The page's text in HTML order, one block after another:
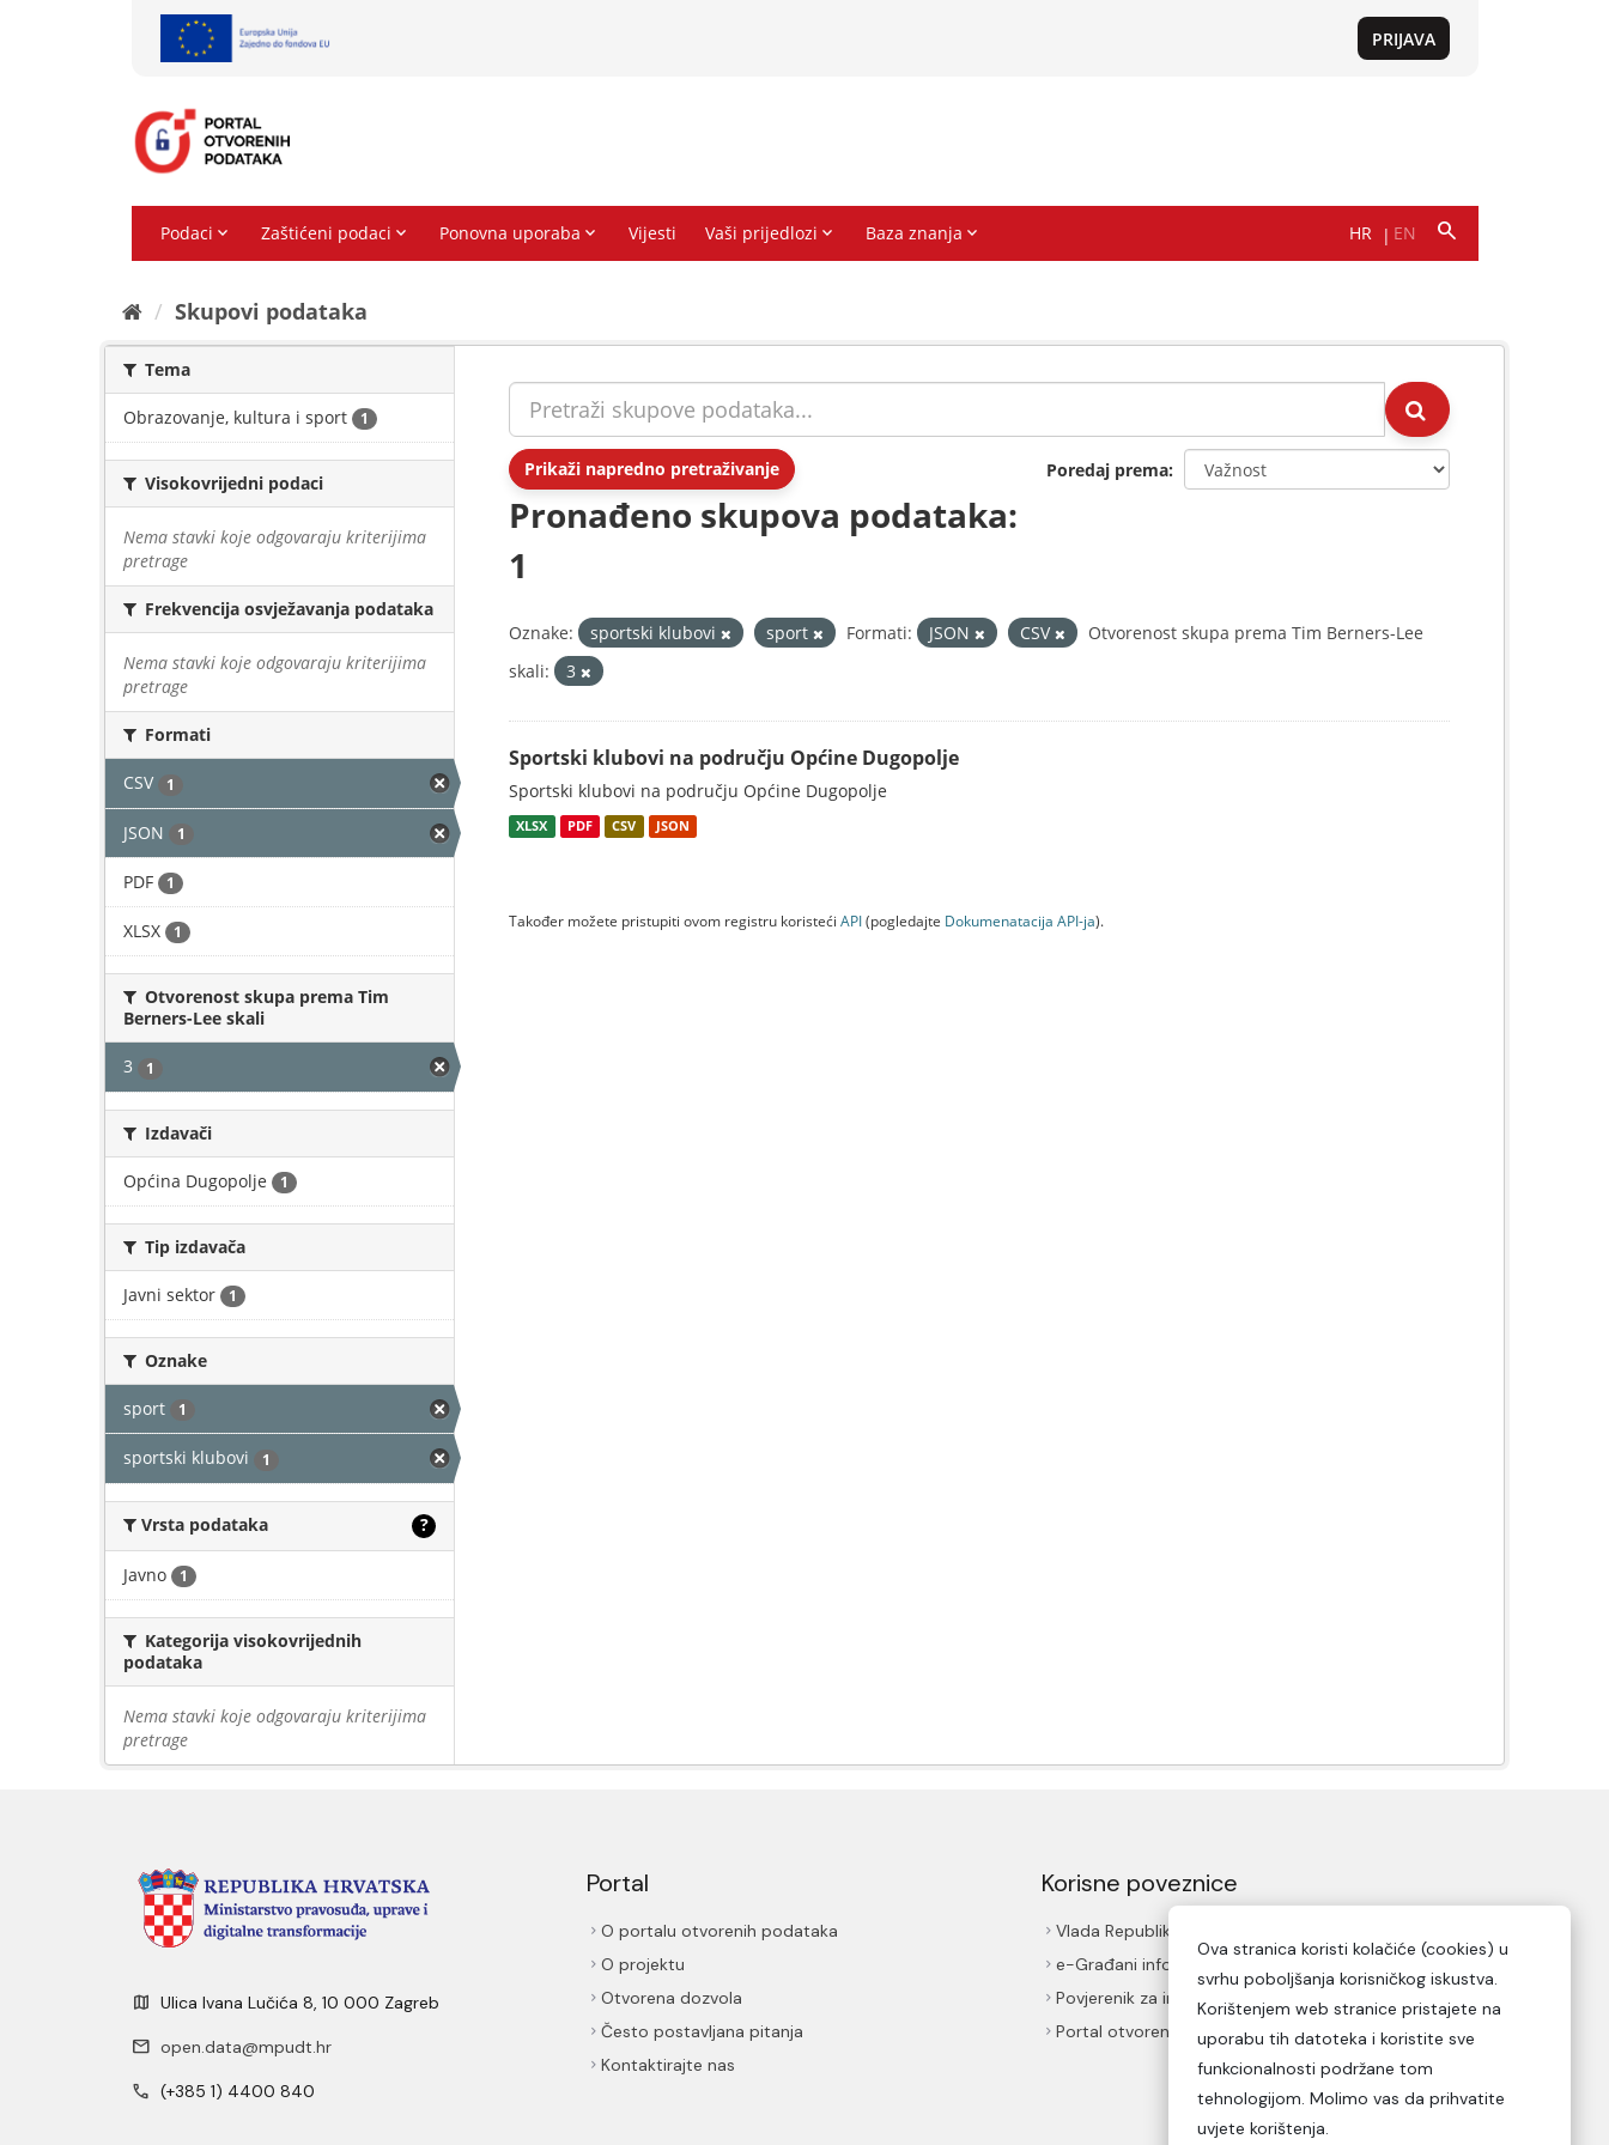
Skupovi podаtаkа
Tema
Obrazovanje, kultura i sport 1
Visokovrijedni podaci
Nema stavki koje odgovaraju kriterijima
pretrage
Frekvencija osvježavanja podataka
Nema stavki koje odgovaraju kriterijima
pretrage
Formati
CSV 1
JSON 1
PDF 1
XLSX 1
Otvorenost skupa prema Tim
Berners-Lee skali
3 1
Izdavači
Općina Dugopolje 1
Tip izdavača
Javni sektor 1
Oznake
sport 1
sportski klubovi 1
Vrsta podataka ?
Javno 1
Kategorija visokovrijednih
podataka
Nema stavki koje odgovaraju kriterijima
pretrage
Prikaži napredno pretraživanje Poredaj prema
Pronađeno skupova podataka:
1
Oznake: sportski klubovi sport Formati: JSON CSV
Otvorenost skupa prema Tim Berners-Lee
skali:
3
Sportski klubovi na području Općine Dugopolje
Sportski klubovi na području Općine Dugopolje
XLSX PDF CSV JSON
Također možete pristupiti ovom registru koristeći API(pogledajte Dokumenаtаcijа API-jа).